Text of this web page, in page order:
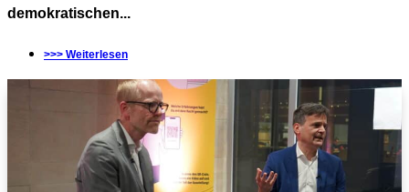
demokratischen...
>>> Weiterlesen